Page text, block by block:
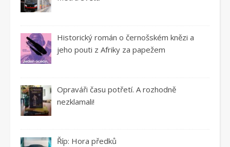
Historický román o černošském knězi a
jeho pouti z Afriky za papežem
Opraváři času potřetí. A rozhodně
nezklamali!
Říp: Hora předků